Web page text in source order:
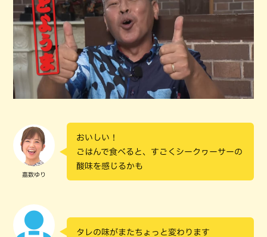
嘉数ゆり
おいしい！
ごはんで食べると、すごくシークヮーサーの
酸味を感じるかも
タレの味がまたちょっと変わります